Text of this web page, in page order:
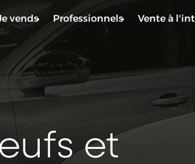
vends Professionnels Vente à
et